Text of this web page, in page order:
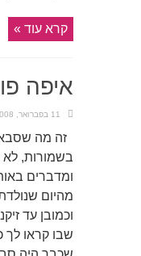
קרא עוד »
איפה
11 בפברואר, 2008 | 2:22
זה מה
בשמורות,
ומדברים
מהיום
וכמובן עד
שבו קראו לך